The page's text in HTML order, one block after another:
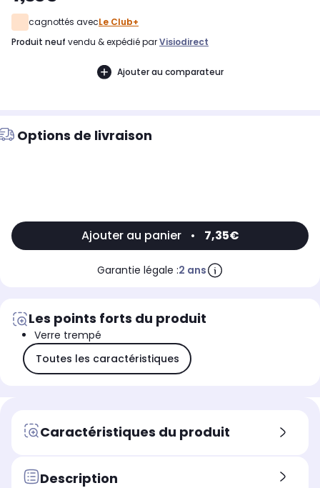
cagnottés avecLe Club+
produit neuf vendu & expédié parVisiodirect
Ajouter au comparateur
Options de livraison
Ajouter au panier • 7,35€
Garantie légale :2 ans
Les points forts du produit
Verre trempé
Toutes les caractéristiques
Caractéristiques du produit
Description